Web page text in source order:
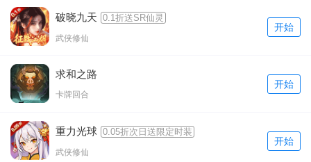
破晓九天 0.1折送SR仙灵
武侠修仙
开始
求和之路
卡牌回合
开始
重力光球 0.05折次日送限定时装
武侠修仙
开始